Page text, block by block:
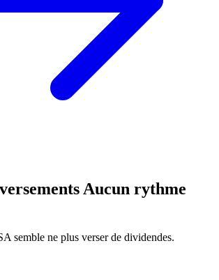
Aucun rythme
semble ne plus verser de dividendes.